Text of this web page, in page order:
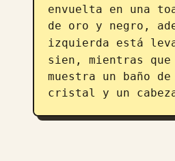
envuelta en una
de oro y negro,
izquierda está
sien, mientras
muestra un baño
cristal y un